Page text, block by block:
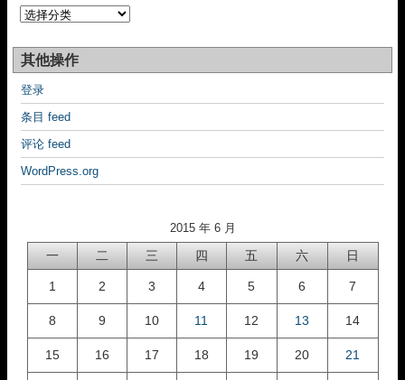
分
类
其他操作
登录
条目 feed
评论 feed
WordPress.org
2015 年 6 月
一 二 三 四 五 六 日
1 2 3 4 5 6 7
8 9 10 11 12 13 14
15 16 17 18 19 20 21